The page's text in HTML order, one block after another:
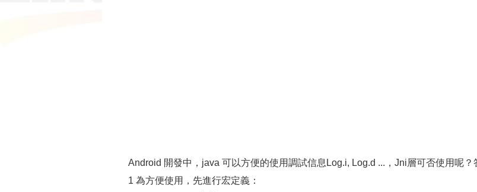
Android 開發中，java 可以方便的使用調試信息Log.i, Log.d ...，Jni層可否使用呢？
1 為方便使用，先進行宏定義：